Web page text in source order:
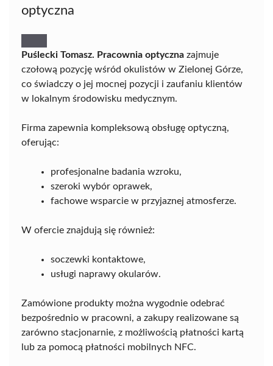
optyczna
Puślecki Tomasz. Pracownia optyczna zajmuje
czołową pozycję wśród okulistów w Zielonej Górze,
co świadczy o jej mocnej pozycji i zaufaniu klientów
w lokalnym środowisku medycznym.
Firma zapewnia kompleksową obsługę optyczną,
oferując:
profesjonalne badania wzroku,
szeroki wybór oprawek,
fachowe wsparcie w przyjaznej atmosferze.
W ofercie znajdują się również:
soczewki kontaktowe,
usługi naprawy okularów.
Zamówione produkty można wygodnie odebrać
bezpośrednio w pracowni, a zakupy realizowane są
zarówno stacjonarnie, z możliwością płatności kartą
lub za pomocą płatności mobilnych NFC.